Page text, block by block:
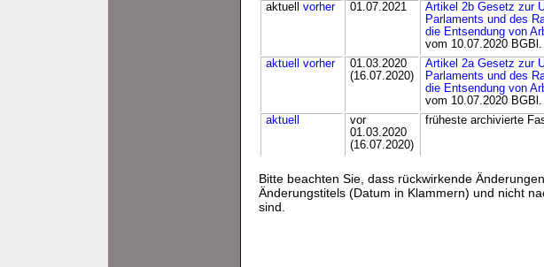
aktuell vorher 01.07.2021
Artikel 2b Gesetz zur
Parlaments und des
die Entsendung von
vom 10.07.2020
aktuell
vorher
01.03.2020
(16.07.2020)
Artikel 2a Gesetz zur
Parlaments und des
die Entsendung von
vom 10.07.2020
aktuell
vor
01.03.2020
(16.07.2020)
früheste archivierte
Bitte beachten Sie, dass rückwirkende
Änderungstitels (Datum in Klammern) und nicht
sind.